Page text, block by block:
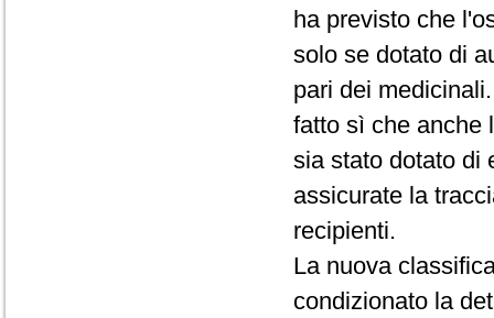
ha previsto che
solo se dotato di
pari dei
fatto sì che anche
sia stato dotato di
assicurate la
recipienti.
La nuova
condizionato la